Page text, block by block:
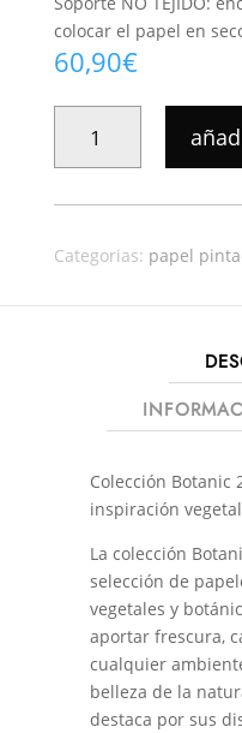
colocar el papel en
60,90€
PINTADO
BOTANIC
053
Categorias: papel
Colección Botanic
inspiración
La colección
selección de
vegetales y
aportar frescura,
cualquier
belleza de la
destaca por sus